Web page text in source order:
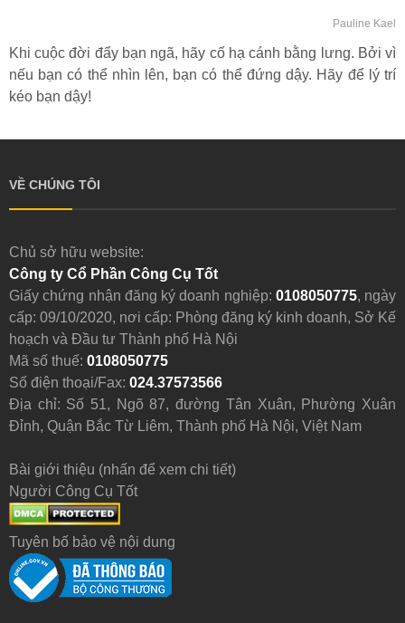
Pauline Kael
Khi cuộc đời đẩy bạn ngã, hãy cố hạ cánh bằng lưng. Bởi vì
nếu bạn có thể nhìn lên, bạn có thể đứng dậy. Hãy để lý trí
kéo bạn dậy!
VỀ CHÚNG TÔI
Chủ sở hữu website:
Công ty Cổ Phần Công Cụ Tốt
Giấy chứng nhận đăng ký doanh nghiệp: 0108050775, ngày
cấp: 09/10/2020, nơi cấp: Phòng đăng ký kinh doanh, Sở Kế
hoạch và Đầu tư Thành phố Hà Nội
Mã số thuế: 0108050775
Số điện thoại/Fax: 024.37573566
Địa chỉ: Số 51, Ngõ 87, đường Tân Xuân, Phường Xuân
Đỉnh, Quận Bắc Từ Liêm, Thành phố Hà Nội, Việt Nam
Bài giới thiệu (nhấn để xem chi tiết)
Người Công Cụ Tốt
Tuyên bố bảo vệ nội dung